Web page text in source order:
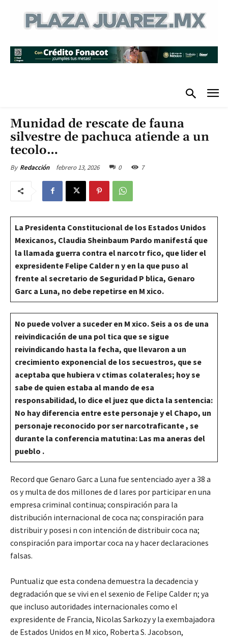
Munidad de rescate de fauna
silvestre de pachuca atiende a un
tecolo…
By Redacción febrero 13, 2026 0 7
La Presidenta Constitucional de los Estados Unidos
Mexicanos, Claudia Sheinbaum Pardo manifestá que
la llamada guerra contra el narcotr fico, que lider el
expresidente Felipe Calder n y en la que puso al
frente al secretario de Seguridad P blica, Genaro
Garc a Luna, no debe repetirse en M xico.
No puede volver a suceder en M xico. Seis a os de una
reivindicación de una pol tica que se sigue
reivindicando hasta la fecha, que llevaron a un
crecimiento exponencial de los secuestros, que se
aceptaba que hubiera v ctimas colaterales; hoy se
sabe de quien estaba al mando de esa
responsabilidad, lo dice el juez que dicta la sentencia:
No hay diferencia entre este personaje y el Chapo, un
personaje reconocido por ser narcotraficante , se
durante la conferencia matutina: Las ma aneras del
pueblo .
Record que Genaro Garc a Luna fue sentenciado ayer a 38 a
os y multa de dos millones de d lares por participar en una
empresa criminal continua; conspiración para la
distribución internacional de coca na; conspiración para
distribuir y posesi n con intención de distribuir coca na;
conspiración para importar coca na y hacer declaraciones
falsas.
Puntualiz que esta condena demuestra la decadencia y
degradación que se vivi en el sexenio de Felipe Calder n; ya
que incluso autoridades internacionales como el
expresidente de Francia, Nicolas Sarkozy y la exembajadora
de Estados Unidos en M xico, Roberta S. Jacobson,